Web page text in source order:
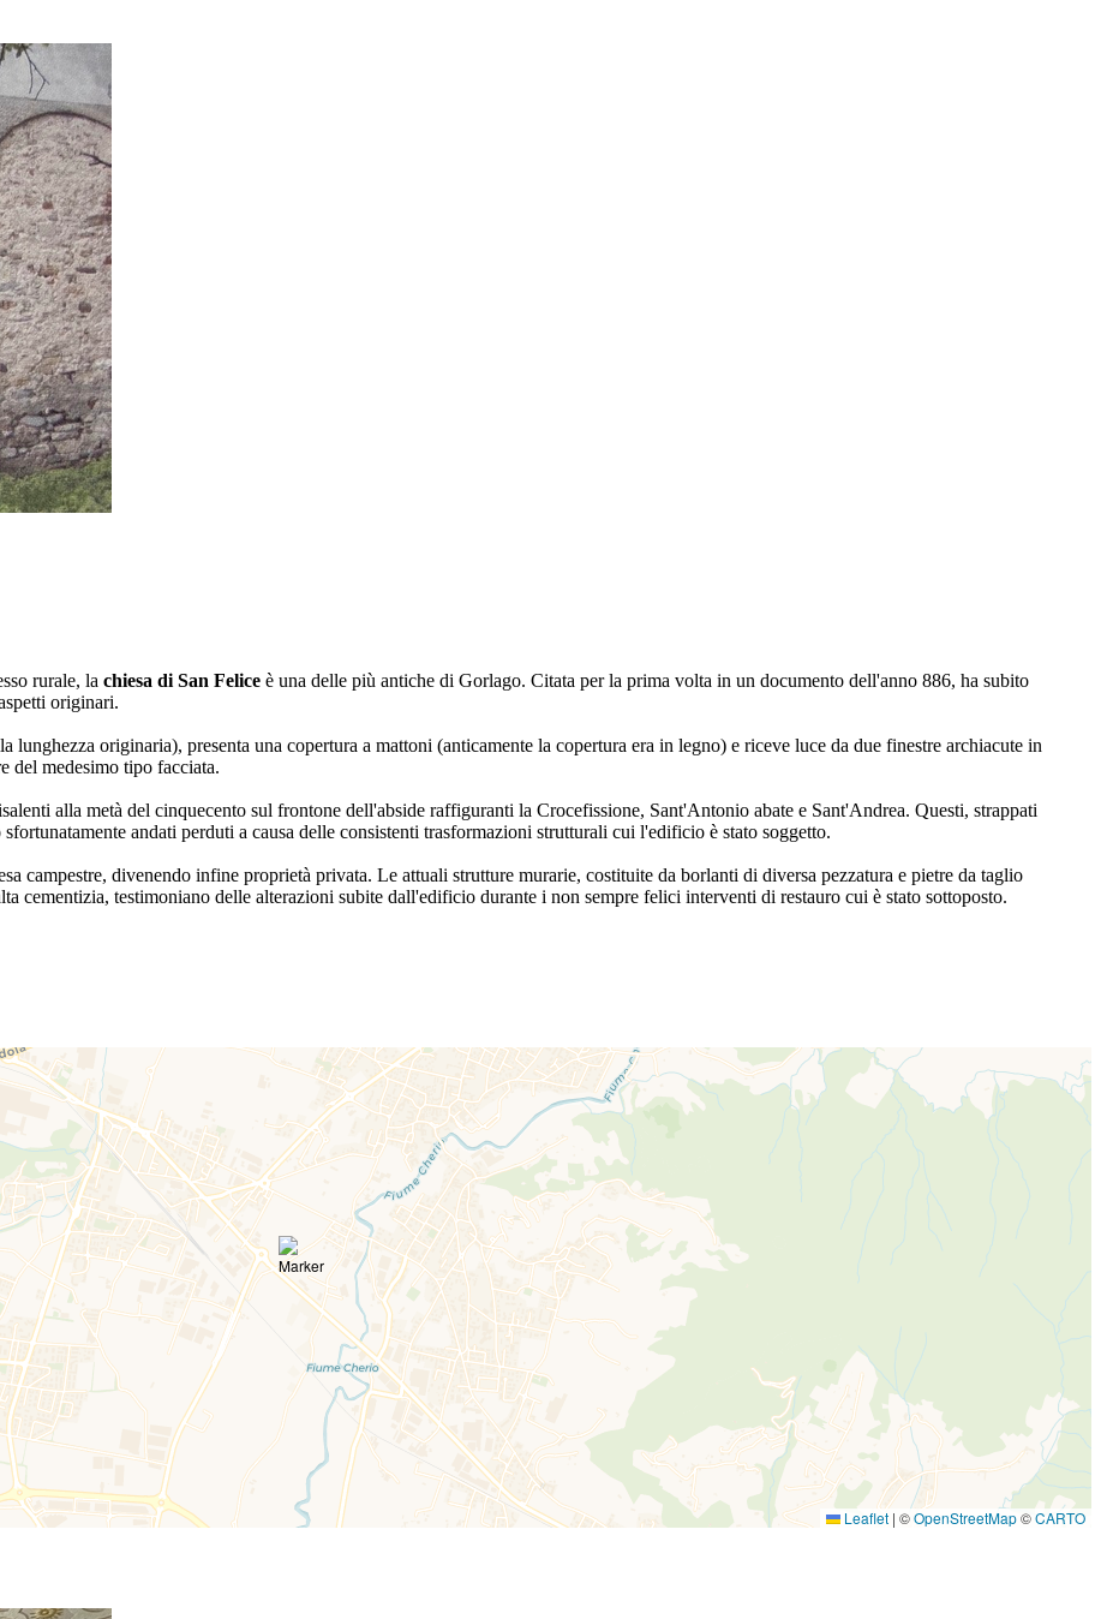
rurale, la chiesa di San Felice è una delle più antiche di Gorlago. Citata per la prima volta in un documento dell'anno 886, ha subito
originari.
originaria), presenta una copertura a mattoni (anticamente la copertura era in legno) e riceve luce da due finestre archiacute in
del medesimo tipo facciata.
alla metà del cinquecento sul frontone dell'abside raffiguranti la Crocefissione, Sant'Antonio abate e Sant'Andrea. Questi, strappati
andati perduti a causa delle consistenti trasformazioni strutturali cui l'edificio è stato soggetto.
campestre, divenendo infine proprietà privata. Le attuali strutture murarie, costituite da borlanti di diversa pezzatura e pietre da taglio
cementizia, testimoniano delle alterazioni subite dall'edificio durante i non sempre felici interventi di restauro cui è stato sottoposto.
Leaflet | ©OpenStreetMap©CARTO